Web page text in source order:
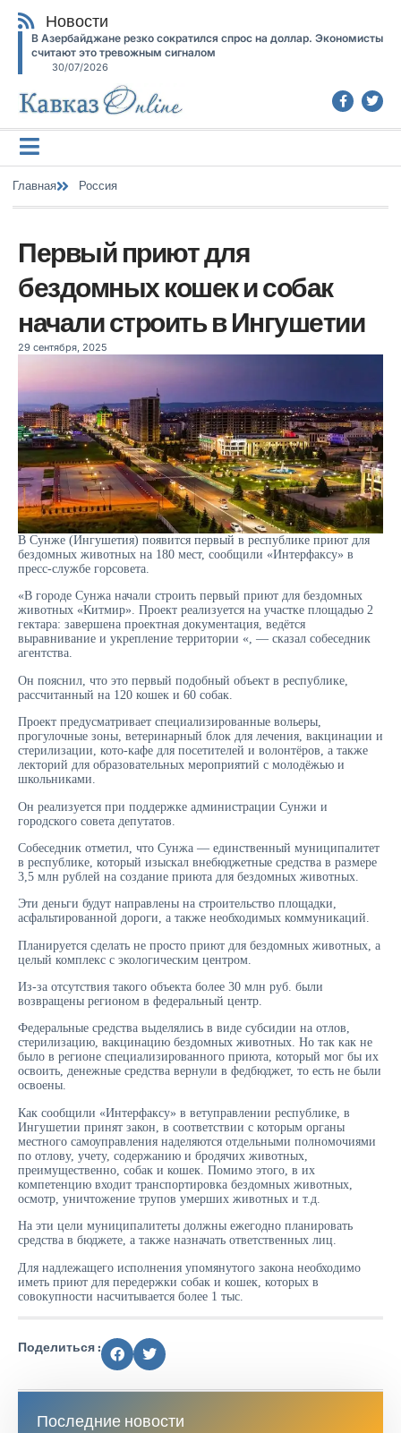
Новости
В Азербайджане резко сократился спрос на доллар. Экономисты
считают это тревожным сигналом
30/07/2026
Главная Россия
Первый приют для
бездомных кошек и собак
начали строить в Ингушетии
29 сентября, 2025
В Сунже (Ингушетия) появится первый в республике приют для
бездомных животных на 180 мест, сообщили «Интерфаксу» в
пресс-службе горсовета.
«В городе Сунжа начали строить первый приют для бездомных
животных «Китмир». Проект реализуется на участке площадью 2
гектара: завершена проектная документация, ведётся
выравнивание и укрепление территории «, — сказал собеседник
агентства.
Он пояснил, что это первый подобный объект в республике,
рассчитанный на 120 кошек и 60 собак.
Проект предусматривает специализированные вольеры,
прогулочные зоны, ветеринарный блок для лечения, вакцинации и
стерилизации, кото-кафе для посетителей и волонтёров, а также
лекторий для образовательных мероприятий с молодёжью и
школьниками.
Он реализуется при поддержке администрации Сунжи и
городского совета депутатов.
Собеседник отметил, что Сунжа — единственный муниципалитет
в республике, который изыскал внебюджетные средства в размере
3,5 млн рублей на создание приюта для бездомных животных.
Эти деньги будут направлены на строительство площадки,
асфальтированной дороги, а также необходимых коммуникаций.
Планируется сделать не просто приют для бездомных животных, а
целый комплекс с экологическим центром.
Из-за отсутствия такого объекта более 30 млн руб. были
возвращены регионом в федеральный центр.
Федеральные средства выделялись в виде субсидии на отлов,
стерилизацию, вакцинацию бездомных животных. Но так как не
было в регионе специализированного приюта, который мог бы их
освоить, денежные средства вернули в федбюджет, то есть не были
освоены.
Как сообщили «Интерфаксу» в ветуправлении республике, в
Ингушетии принят закон, в соответствии с которым органы
местного самоуправления наделяются отдельными полномочиями
по отлову, учету, содержанию и бродячих животных,
преимущественно, собак и кошек. Помимо этого, в их
компетенцию входит транспортировка бездомных животных,
осмотр, уничтожение трупов умерших животных и т.д.
На эти цели муниципалитеты должны ежегодно планировать
средства в бюджете, а также назначать ответственных лиц.
Для надлежащего исполнения упомянутого закона необходимо
иметь приют для передержки собак и кошек, которых в
совокупности насчитывается более 1 тыс.
Поделиться :
Последние новости